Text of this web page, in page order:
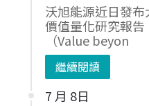
沃旭能源近日發
價值量化研究報告
（Value beyon
繼續閱讀
7 月 8日